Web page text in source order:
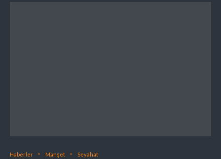
Haberler Manşet Seyahat